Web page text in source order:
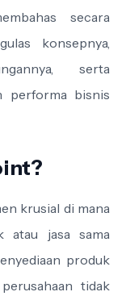
secara
konsepnya,
serta
performa bisnis
krusial di mana
atau jasa sama
produk
tidak